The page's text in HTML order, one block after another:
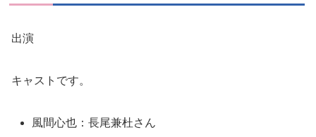
出演
キャストです。
風間心也：長尾兼杜さん